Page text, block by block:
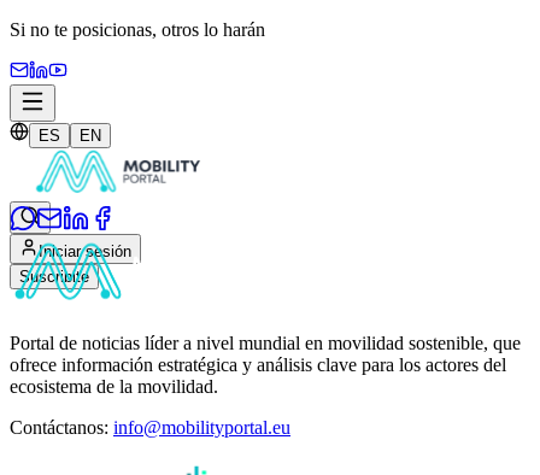
Si no te posicionas, otros lo harán
ES EN
Iniciar sesión
Suscribite
Portal de noticias líder a nivel mundial en movilidad sostenible, que
ofrece información estratégica y análisis clave para los actores del
ecosistema de la movilidad.
Contáctanos: info@mobilityportal.eu